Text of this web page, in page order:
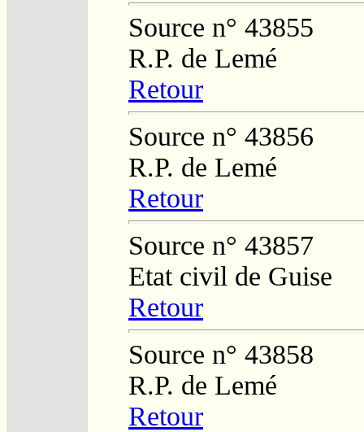
Source n° 43855
R.P. de Lemé
Retour
Source n° 43856
R.P. de Lemé
Retour
Source n° 43857
Etat civil de Guise
Retour
Source n° 43858
R.P. de Lemé
Retour